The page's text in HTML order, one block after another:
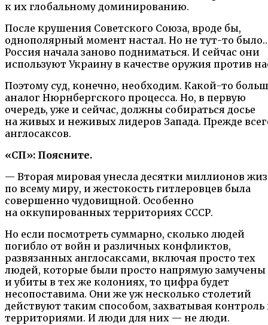
к их глобальному доминированию.
После крушения Советского Союза, вроде бы,
однополярный момент настал. Но не тут-то
Россия начала заново подниматься. И сейчас они
используют Украину в качестве оружия против
Поэтому суд, конечно, необходим. Какой-то
аналог Нюрнбергского процесса. Но, в первую
очередь, уже и сейчас, должны собираться досье
на живых и неживых лидеров Запада. Прежде
англосаксов.
«СП»: Поясните.
— Вторая мировая унесла десятки миллионов
по всему миру, и жестокость гитлеровцев была
совершенно чудовищной. Особенно
на оккупированных территориях СССР.
Но если посмотреть суммарно, сколько людей
погибло от войн и различных конфликтов,
развязанных англосаксами, включая просто тех
людей, которые были просто напрямую замучены
и убиты в тех же колониях, то цифра будет
несопоставима. Они же уж несколько столетий
действуют таким способом, захватывая контроль
территориями. И люди для них — не люди.